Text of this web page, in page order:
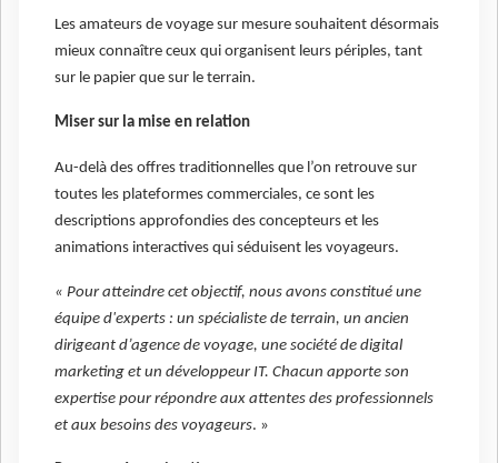
Les amateurs de voyage sur mesure souhaitent désormais
mieux connaître ceux qui organisent leurs périples, tant
sur le papier que sur le terrain.
Miser sur la mise en relation
Au-delà des offres traditionnelles que l’on retrouve sur
toutes les plateformes commerciales, ce sont les
descriptions approfondies des concepteurs et les
animations interactives qui séduisent les voyageurs.
« Pour atteindre cet objectif, nous avons constitué une
équipe d'experts : un spécialiste de terrain, un ancien
dirigeant d’agence de voyage, une société de digital
marketing et un développeur IT. Chacun apporte son
expertise pour répondre aux attentes des professionnels
et aux besoins des voyageurs. »